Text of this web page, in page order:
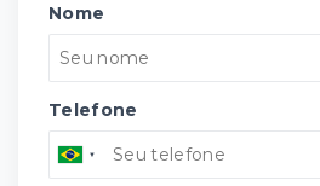
Nome
Telefone